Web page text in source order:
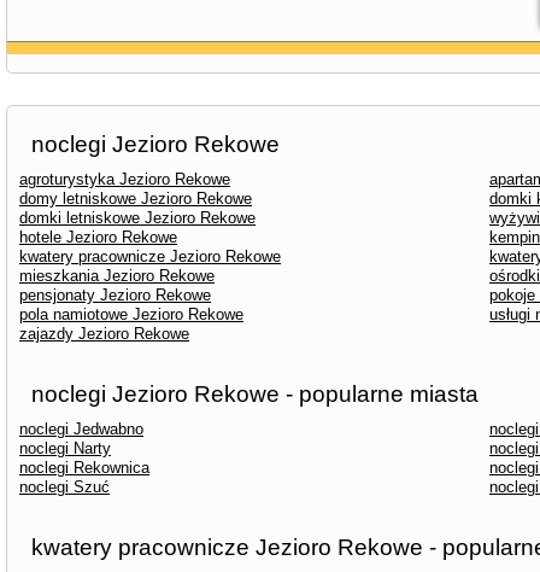
noclegi Jezioro Rekowe
agroturystyka Jezioro Rekowe
domy letniskowe Jezioro Rekowe
domki
domki letniskowe Jezioro Rekowe
hotele Jezioro Rekowe
kwatery pracownicze Jezioro Rekowe
mieszkania Jezioro Rekowe
pensjonaty Jezioro Rekowe
pokoje
pola namiotowe Jezioro Rekowe
usługi
zajazdy Jezioro Rekowe
noclegi Jezioro Rekowe - popularne miasta
noclegi Jedwabno
noclegi Narty
noclegi Rekownica
noclegi Szuć
kwatery pracownicze Jezioro Rekowe -